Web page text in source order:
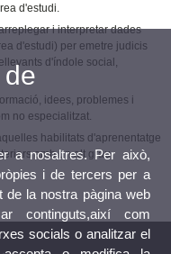
d'estudi.
i interpretar dades
d'estudi) per emetre judicis
d'índole social,
idees, problemes i
no especialitzat.
habilitats d'aprenentatge
amb un alt grau
a nosaltres. Per això,
i de tercers per a
de la nostra pàgina web
continguts,així com
socials o analitzar el